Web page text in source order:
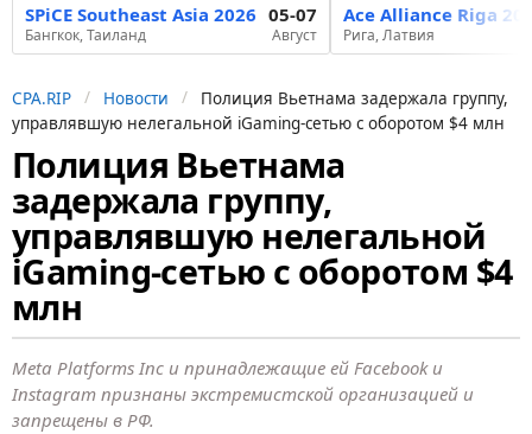
SPiCE Southeast Asia 2026
Бангкок, Таиланд
05-07
Август
Ace Alliance Riga
Рига, Латвия
CPA.RIP Новости
Полиция Вьетнама задержала группу,
управлявшую нелегальной iGaming-сетью с оборотом $4 млн
7
м
е
с
я
ц
в
н
Полиция Вьетнама
задержала группу,
управлявшую нелегальной
iGaming-сетью с оборотом $4
млн
Meta Platforms Inc и принадлежащие ей Facebook и
Instagram признаны экстремистской организацией и
запрещены в РФ.